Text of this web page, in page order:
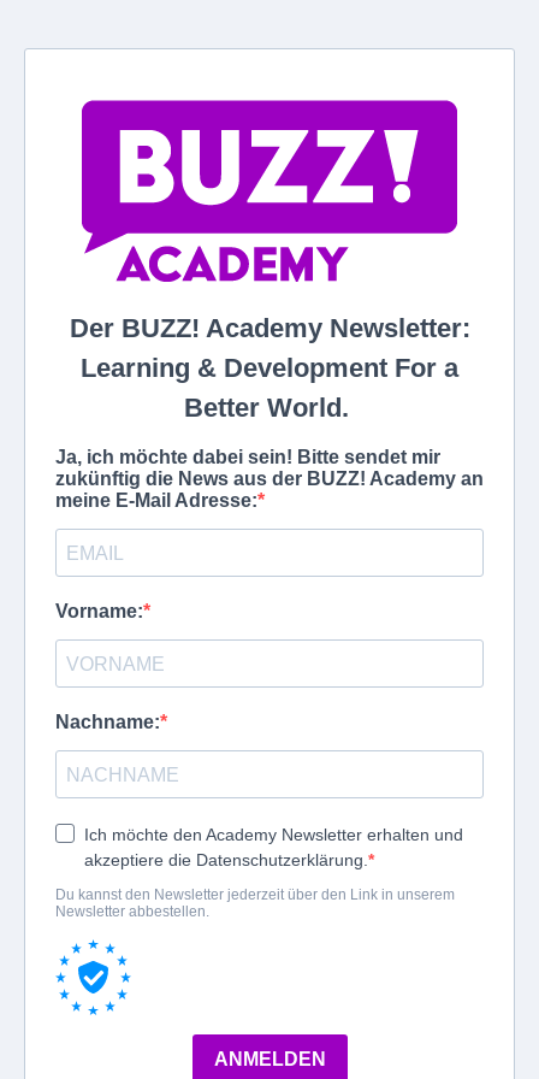
Der BUZZ! Academy Newsletter:
Learning & Development For a
Better World.
Ja, ich möchte dabei sein! Bitte sendet mir
zukünftig die News aus der BUZZ! Academy an
meine E-Mail Adresse:
Vorname:
Nachname:
Ich möchte den Academy Newsletter erhalten und
akzeptiere die Datenschutzerklärung.
Du kannst den Newsletter jederzeit über den Link in unserem
Newsletter abbestellen.
ANMELDEN